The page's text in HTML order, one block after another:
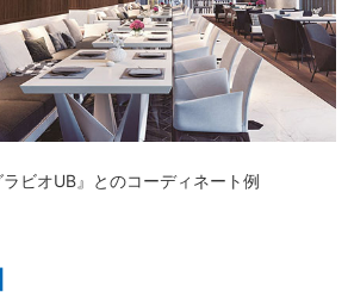
ビオUB』とのコーディネート例